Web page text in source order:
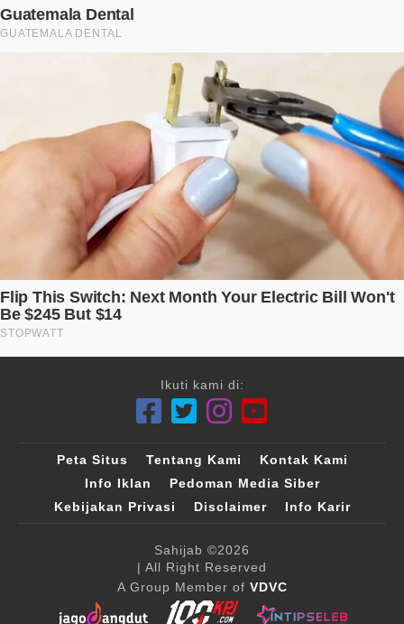
Ikuti kami di:
Peta Situs Tentang Kami
Kontak Kami
Info Iklan
Pedoman Media Siber
Kebijakan Privasi
Disclaimer Info Karir
Sahijab ©2026
| All Right Reserved
A Group Member of VDVC